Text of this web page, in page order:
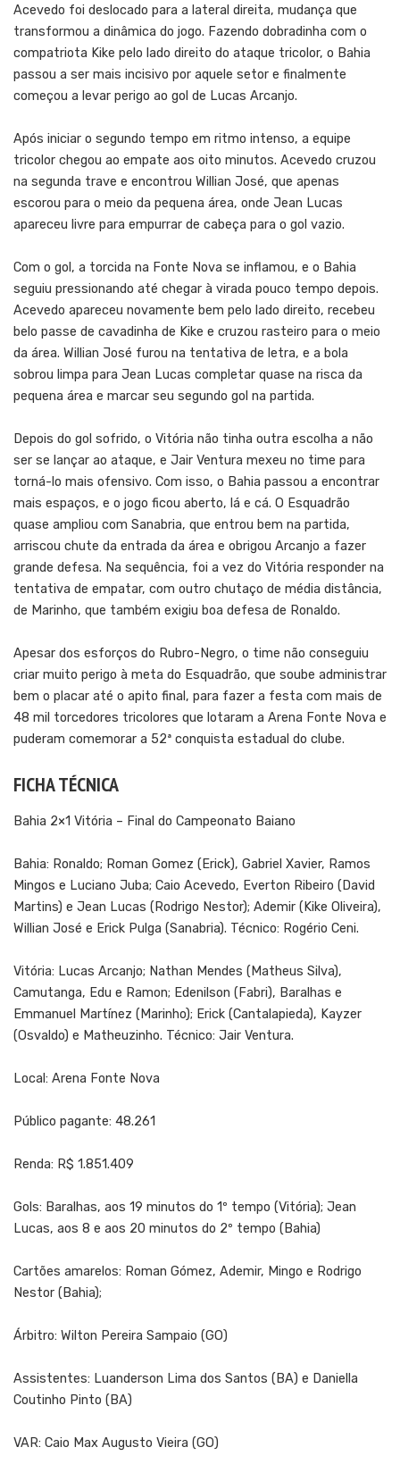
Acevedo foi deslocado para a lateral direita, mudança que
transformou a dinâmica do jogo. Fazendo dobradinha com o
compatriota Kike pelo lado direito do ataque tricolor, o Bahia
passou a ser mais incisivo por aquele setor e finalmente
começou a levar perigo ao gol de Lucas Arcanjo.
Após iniciar o segundo tempo em ritmo intenso, a equipe
tricolor chegou ao empate aos oito minutos. Acevedo cruzou
na segunda trave e encontrou Willian José, que apenas
escorou para o meio da pequena área, onde Jean Lucas
apareceu livre para empurrar de cabeça para o gol vazio.
Com o gol, a torcida na Fonte Nova se inflamou, e o Bahia
seguiu pressionando até chegar à virada pouco tempo depois.
Acevedo apareceu novamente bem pelo lado direito, recebeu
belo passe de cavadinha de Kike e cruzou rasteiro para o meio
da área. Willian José furou na tentativa de letra, e a bola
sobrou limpa para Jean Lucas completar quase na risca da
pequena área e marcar seu segundo gol na partida.
Depois do gol sofrido, o Vitória não tinha outra escolha a não
ser se lançar ao ataque, e Jair Ventura mexeu no time para
torná-lo mais ofensivo. Com isso, o Bahia passou a encontrar
mais espaços, e o jogo ficou aberto, lá e cá. O Esquadrão
quase ampliou com Sanabria, que entrou bem na partida,
arriscou chute da entrada da área e obrigou Arcanjo a fazer
grande defesa. Na sequência, foi a vez do Vitória responder na
tentativa de empatar, com outro chutaço de média distância,
de Marinho, que também exigiu boa defesa de Ronaldo.
Apesar dos esforços do Rubro-Negro, o time não conseguiu
criar muito perigo à meta do Esquadrão, que soube administrar
bem o placar até o apito final, para fazer a festa com mais de
48 mil torcedores tricolores que lotaram a Arena Fonte Nova e
puderam comemorar a 52ª conquista estadual do clube.
FICHA TÉCNICA
Bahia 2×1 Vitória – Final do Campeonato Baiano
Bahia: Ronaldo; Roman Gomez (Erick), Gabriel Xavier, Ramos
Mingos e Luciano Juba; Caio Acevedo, Everton Ribeiro (David
Martins) e Jean Lucas (Rodrigo Nestor); Ademir (Kike Oliveira),
Willian José e Erick Pulga (Sanabria). Técnico: Rogério Ceni.
Vitória: Lucas Arcanjo; Nathan Mendes (Matheus Silva),
Camutanga, Edu e Ramon; Edenilson (Fabri), Baralhas e
Emmanuel Martínez (Marinho); Erick (Cantalapieda), Kayzer
(Osvaldo) e Matheuzinho. Técnico: Jair Ventura.
Local: Arena Fonte Nova
Público pagante: 48.261
Renda: R$ 1.851.409
Gols: Baralhas, aos 19 minutos do 1º tempo (Vitória); Jean
Lucas, aos 8 e aos 20 minutos do 2º tempo (Bahia)
Cartões amarelos: Roman Gómez, Ademir, Mingo e Rodrigo
Nestor (Bahia);
Árbitro: Wilton Pereira Sampaio (GO)
Assistentes: Luanderson Lima dos Santos (BA) e Daniella
Coutinho Pinto (BA)
VAR: Caio Max Augusto Vieira (GO)